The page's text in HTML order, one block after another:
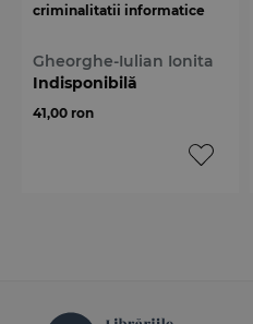
criminalitatii informatice
Gheorghe-Iulian Ionita
Indisponibilă
41,00 ron